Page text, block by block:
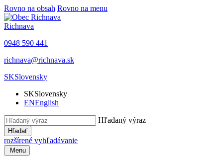
Rovno na obsah Rovno na menu
Richnava
0948 590 441
richnava@richnava.sk
SKSlovensky
SKSlovensky
ENEnglish
Hľadaný výraz
Hľadať
rozšírené vyhľadávanie
Menu